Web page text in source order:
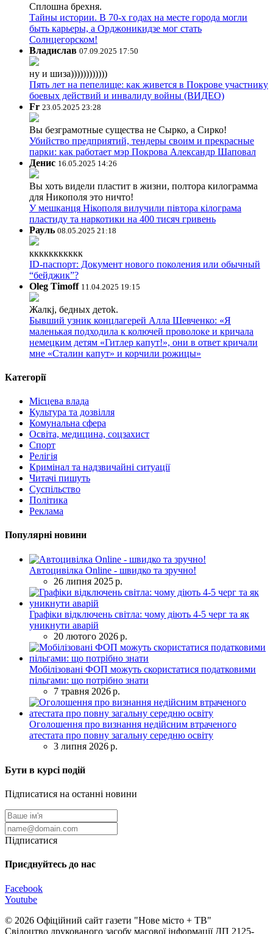
Сплошна брехня.
Тайны истории. В 70-х годах на месте города могли
быть карьеры, а Орджоникидзе мог стать
Солнцегорском!
Владислав 07.09.2025 17:50
ну и шиза))))))))))))
Пять лет на пепелище: как живется в Покрове участнику
боевых действий и инвалиду войны (ВИДЕО)
Fr 23.05.2025 23:28
Вы безграмотные существа не Сырко, а Сирко!
Убийство предприятий, тендеры своим и прекрасные
парки: как работает мэр Покрова Александр Шаповал
Денис 16.05.2025 14:26
Вы хоть видели пластит в жизни, полтора килограмма
для Никополя это ничто!
У мешканця Нікополя вилучили півтора кілограма
пластиду та наркотики на 400 тисяч гривень
Рауль 08.05.2025 21:18
ккккккккккк
ID-паспорт: Документ нового поколения или обычный
“бейджик”?
Oleg Timoff 11.04.2025 19:15
Жалкj, бедных детok.
Бывший узник концлагерей Алла Шевченко: «Я
маленькая подходила к колючей проволоке и кричала
немецким детям «Гитлер капут!», они в ответ кричали
мне «Сталин капут» и корчили рожицы»
Категорії
Місцева влада
Культура та дозвілля
Комунальна сфера
Освіта, медицина, соцзахист
Спорт
Релігія
Кримінал та надзвичайні ситуації
Читачі пишуть
Суспільство
Політика
Реклама
Популярні новини
Автоцивілка Online - швидко та зручно!
26 липня 2025 р.
Графіки відключень світла: чому діють 4-5 черг та як
уникнути аварій
20 лютого 2026 р.
Мобілізовані ФОП можуть скористатися податковими
пільгами: що потрібно знати
7 травня 2026 р.
Оголошення про визнання недійсним втраченого
атестата про повну загальну середню освіту
3 липня 2026 р.
Бути в курсі подій
Підписатися на останні новини
Підписатися
Приєднуйтесь до нас
Facebook
Youtube
© 2026 Офіційний сайт газети "Нове мiсто + ТВ"
Свідоцтво друкованого засобу масової інформації ДП 2125-